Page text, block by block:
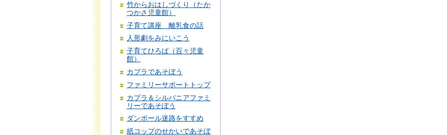
竹からおはしづくり（たか
つかさ児童館）
子育て講座 離乳食の話
人形劇をみにいこう
子育てひろば（百々児童
館）
カプラであそぼう
ファミリーサポートトップ
カプラ＆シルバニアファミ
リーであそぼう
ダンボール迷路をすすめ
紙コップのせかいであそぼ